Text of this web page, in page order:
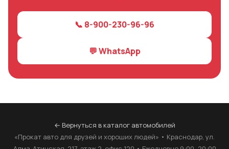
📞 8-900-230-96-96
💬 WhatsApp
← Вернуться в каталог автомобилей
«Прокат авто для друзей и хороших людей» • Краснодар, ул.